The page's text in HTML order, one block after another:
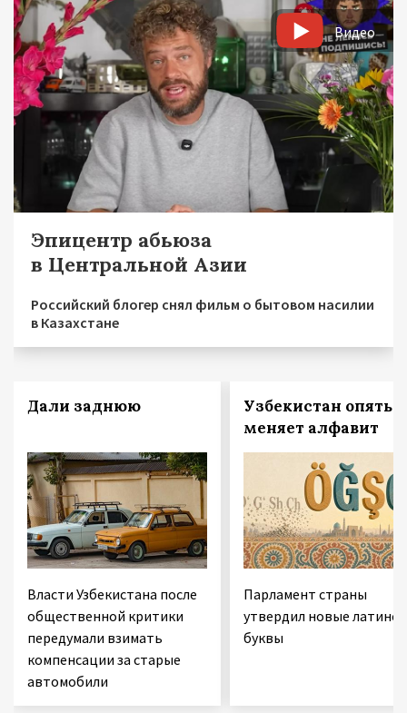
Видео
Эпицентр абьюза
в Центральной Азии
Российский блогер снял фильм о бытовом насилии
в Казахстане
Дали заднюю
Власти Узбекистана после
общественной критики
передумали взимать
компенсации за старые
автомобили
Узбекистан опять
меняет алфавит
Парламент страны
утвердил новые
буквы